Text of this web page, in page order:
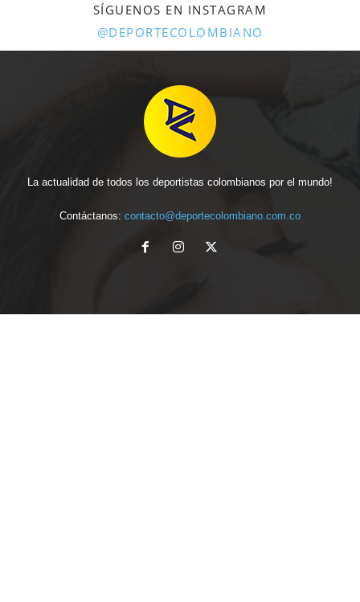
SÍGUENOS EN INSTAGRAM
@DEPORTECOLOMBIANO
La actualidad de todos los deportistas colombianos por el mundo!
Contáctanos: contacto@deportecolombiano.com.co